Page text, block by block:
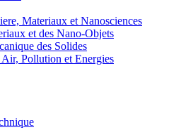
Materiaux et Nanosciences
et des Nano-Objets
des Solides
Pollution et Energies